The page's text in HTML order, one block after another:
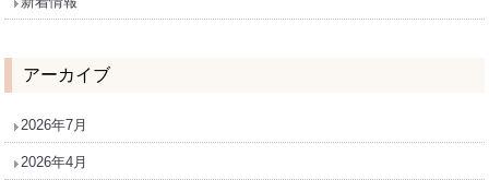
アーカイブ
2026年7月
2026年4月